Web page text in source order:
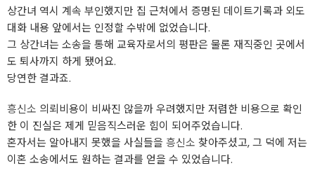
상간녀 역시 계속 부인했지만 집 근처에서 증명된 데이트기록과 외도
대화 내용 앞에서는 인정할 수밖에 없었습니다.
그 상간녀는 소송을 통해 교육자로서의 평판은 물론 재직중인 곳에서
도 퇴사까지 하게 됐어요.
당연한 결과죠.
흥신소 의뢰비용이 비싸진 않을까 우려했지만 저렴한 비용으로 확인
한 이 진실은 제게 믿음직스러운 힘이 되어주었습니다.
혼자서는 알아내지 못했을 사실들을 흥신소 찾아주셨고, 그 덕에 저는
이혼 소송에서도 원하는 결과를 얻을 수 있었습니다.